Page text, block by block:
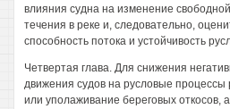
влияния судна на изменение
течения в реке и, следовательно,
способность потока и устойчивость
Четвертая глава. Для снижения
движения судов на русловые процессы
или уполаживание береговых откосов,